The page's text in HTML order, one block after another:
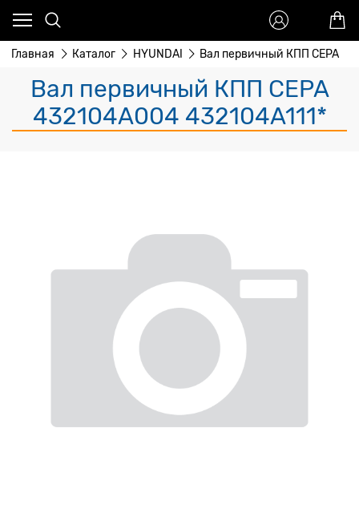
Главная Каталог HYUNDAI Вал первичный КПП CEPA
Вал первичный КПП CEPA
432104A004 432104A111*